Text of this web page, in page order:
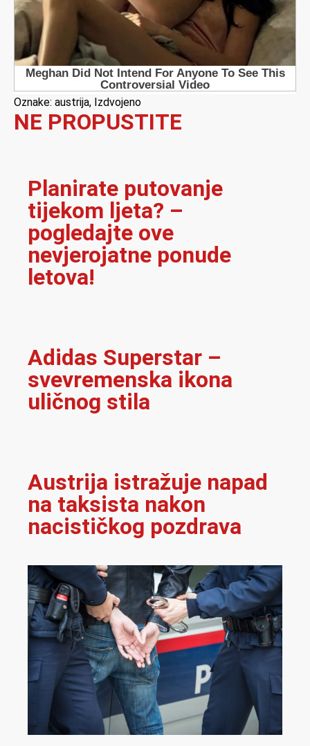
Oznake: austrija, Izdvojeno
NE PROPUSTITE
Planirate putovanje
tijekom ljeta? –
pogledajte ove
nevjerojatne ponude
letova!
Adidas Superstar –
svevremenska ikona
uličnog stila
Austrija istražuje napad
na taksista nakon
nacističkog pozdrava